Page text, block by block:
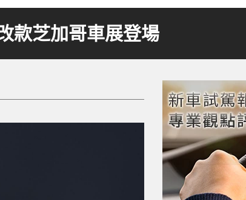
款芝加哥車展登場